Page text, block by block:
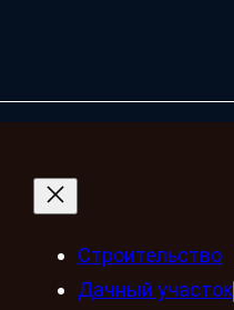
Строительство
Дачный участок